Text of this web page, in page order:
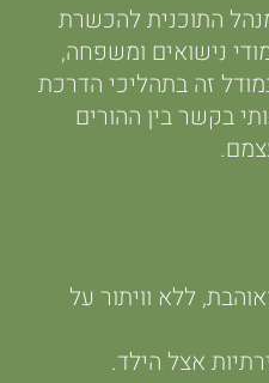
התוכנית להכשרת
נישואים ומשפחה,
זה בתהליכי הדרכת
בקשר בין ההורים
ללא וויתור על
אצל הילד.